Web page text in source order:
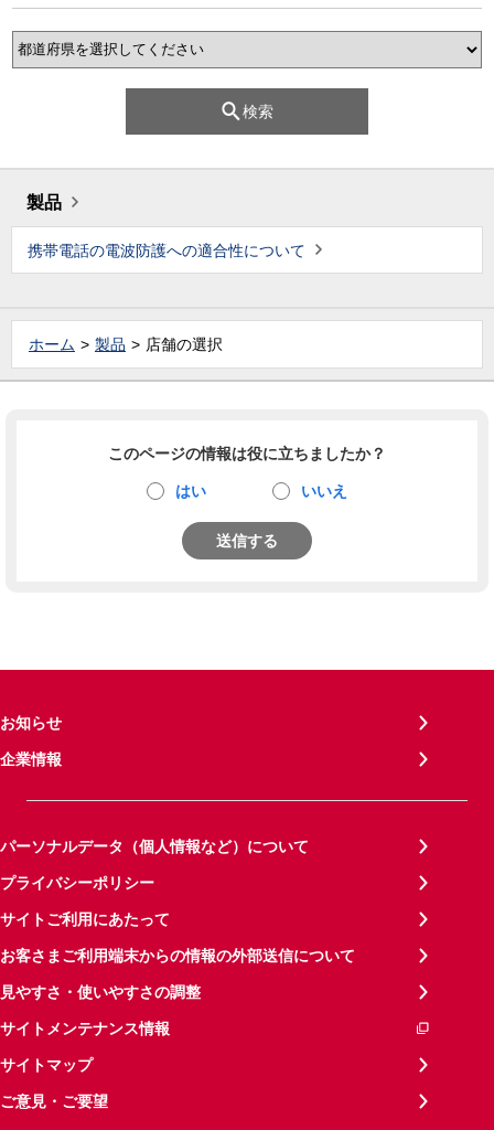
検索
製品
携帯電話の電波防護への適合性について
ホーム 製品 店舗の選択
このページの情報は役に立ちましたか？
はい いいえ
送信する
お知らせ
企業情報
パーソナルデータ（個人情報など）について
プライバシーポリシー
サイトご利用にあたって
お客さまご利用端末からの情報の外部送信について
見やすさ・使いやすさの調整
サイトメンテナンス情報
サイトマップ
ご意見・ご要望